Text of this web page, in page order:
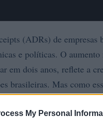
My Personal
(ADRs) de empresas
e políticas. O aumento
em dois anos, reflete a
brasileiras. Mas como
das ADRs no contexto